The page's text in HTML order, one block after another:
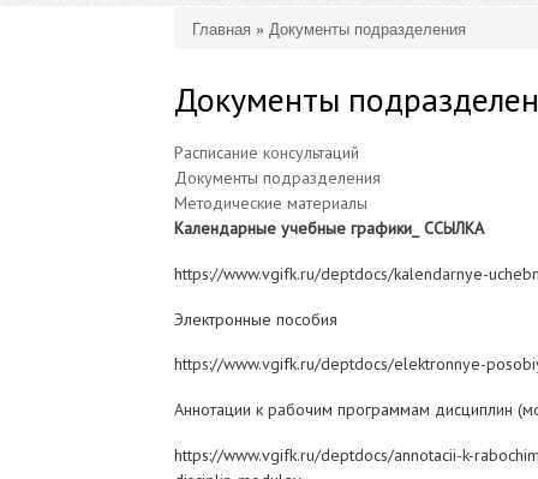
Вы здесь
Главная » Документы подразделения
Документы
Расписание консультаций
Документы подразделения
Методические материалы
Календарные учебные графики_ ССЫЛКА
https://www.vgifk.ru/deptdocs/kalendarnye-
Электронные пособия
https://www.vgifk.ru/deptdocs/elektronnye-
Аннотации к рабочим программам дисциплин
https://www.vgifk.ru/deptdocs/annotacii-k-